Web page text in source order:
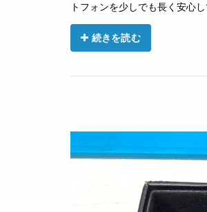
トフォンを少しでも長く安心
続きを読む